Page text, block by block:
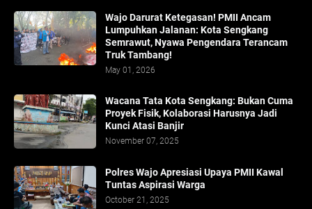
Wajo Darurat Ketegasan! PMII Ancam
Lumpuhkan Jalanan: Kota Sengkang
Semrawut, Nyawa Pengendara Terancam
Truk Tambang!
May 01, 2026
​Wacana Tata Kota Sengkang: Bukan Cuma
Proyek Fisik, Kolaborasi Harusnya Jadi
Kunci Atasi Banjir
November 07, 2025
Polres Wajo Apresiasi Upaya PMII Kawal
Tuntas Aspirasi Warga
October 21, 2025